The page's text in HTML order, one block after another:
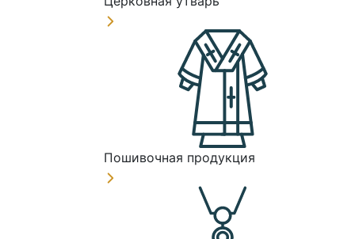
Пошивочная продукция